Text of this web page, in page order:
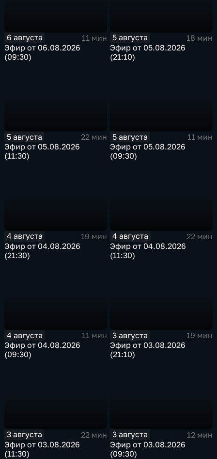
6 августа
11 мин
Эфир от 06.08.2026
(09:30)
5 августа
18 мин
Эфир от 05.08.2026
(21:10)
5 августа
22 мин
Эфир от 05.08.2026
(11:30)
5 августа
11 мин
Эфир от 05.08.2026
(09:30)
4 августа
19 мин
Эфир от 04.08.2026
(21:30)
4 августа
22 мин
Эфир от 04.08.2026
(11:30)
4 августа
11 мин
Эфир от 04.08.2026
(09:30)
3 августа
19 мин
Эфир от 03.08.2026
(21:10)
3 августа
22 мин
Эфир от 03.08.2026
(11:30)
3 августа
12 мин
Эфир от 03.08.2026
(09:30)